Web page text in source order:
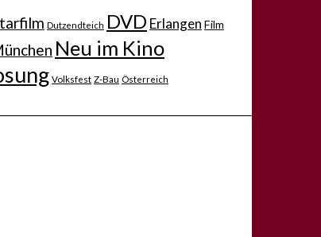
Dutzendteich DVD Erlangen Film
Neu im Kino
Volksfest Z-Bau Österreich